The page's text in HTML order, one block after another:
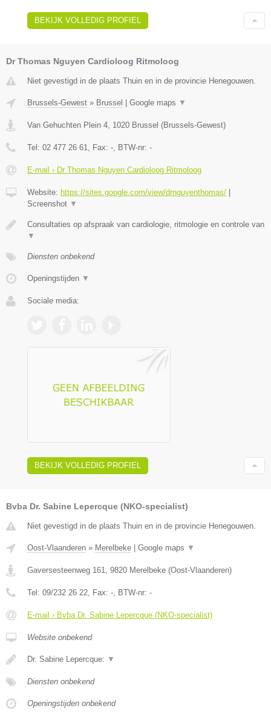
BEKIJK VOLLEDIG PROFIEL
Dr Thomas Nguyen Cardioloog Ritmoloog
Niet gevestigd in de plaats Thuin en in de provincie Henegouwen.
Brussels-Gewest » Brussel | Google maps ▼
Van Gehuchten Plein 4 1020 Brussel (Brussels-Gewest)
Tel: 02 477 26 61 , Fax: - , BTW-nr: -
E-mail › Dr Thomas Nguyen Cardioloog Ritmoloog
Website: https://sites.google.com/view/drnguyenthomas/ |
Screenshot ▼
Consultaties op afspraak van cardiologie, ritmologie en controle van
▼
Diensten onbekend
Openingstijden ▼
Sociale media:
BEKIJK VOLLEDIG PROFIEL
Bvba Dr. Sabine Lepercque (NKO-specialist)
Niet gevestigd in de plaats Thuin en in de provincie Henegouwen.
Oost-Vlaanderen » Merelbeke Google maps ▼
Gaversesteenweg 161, 9820 Merelbeke (Oost-Vlaanderen)
Tel: 09/232 26 22, Fax: -, BTW-nr: -
E-mail › Bvba Dr. Sabine Lepercque (NKO-specialist)
Website onbekend
Dr. Sabine Lepercque: ▼
Diensten onbekend
Openingstijden onbekend